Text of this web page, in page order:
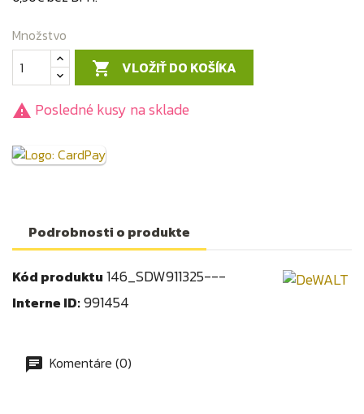
Množstvo

VLOŽIŤ DO KOŠÍKA
 Posledné kusy na sklade
Podrobnosti o produkte
Kód produktu 146_SDW911325---
Interne ID:991454
Komentáre (0)